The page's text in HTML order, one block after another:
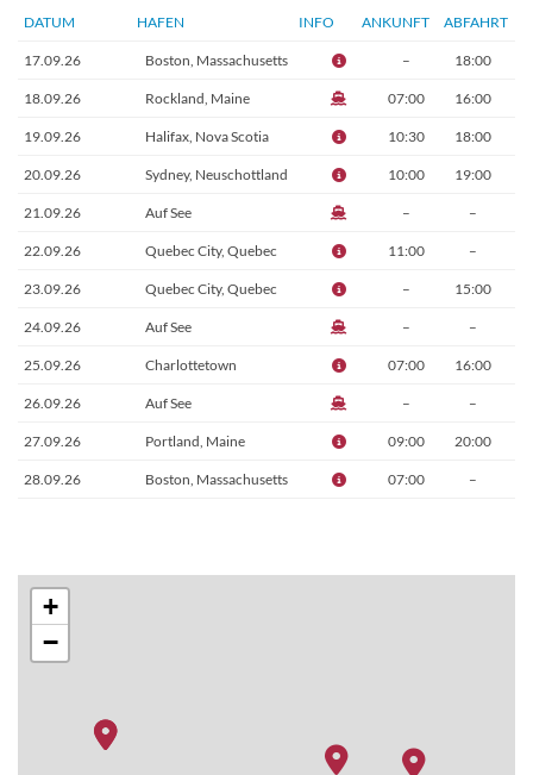
DATUM HAFEN INFO ANKUNFT ABFAHRT
17.09.26 Boston, Massachusetts – 18:00
18.09.26 Rockland, Maine 07:00 16:00
19.09.26 Halifax, Nova Scotia 10:30 18:00
20.09.26 Sydney, Neuschottland 10:00 19:00
21.09.26 Auf See – –
22.09.26 Quebec City, Quebec 11:00 –
23.09.26 Quebec City, Quebec – 15:00
24.09.26 Auf See – –
25.09.26 Charlottetown 07:00 16:00
26.09.26 Auf See – –
27.09.26 Portland, Maine 09:00 20:00
28.09.26 Boston, Massachusetts 07:00 –
+
−